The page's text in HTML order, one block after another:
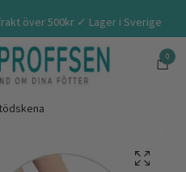
över 500kr ✓ Lager i Sverige
0